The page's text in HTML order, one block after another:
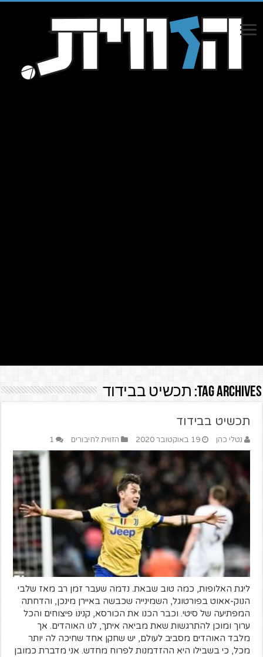
Tag Archives: תכשיט בבידוד
תכשיט בבידוד
נטלי כהן 19 באוקטובר 2020 הזווית לחיבורים 1
ליגת האלופות, כמה טוב שבאת. נדמה שעבר זמן רב מאז שלבי
הנוק-אאוט בפורטוגל, השמינייה שכבשה באיירן מינכן, והדחתה
המפתיעה של סיטי. וכבר הכנו את הכורסא, קנינו פיצוחים והכל
ערוך ומוכן להתרגשות שאת מביאה איתך, לנו האוהדים. אך
מלבד האוהדים מסביב לעולם, יש שחקן אחד שחיכה לה יותר
מכל, כי בשבילו היא ההזדמנות לפרוח מחדש. אני מדברת כמובן